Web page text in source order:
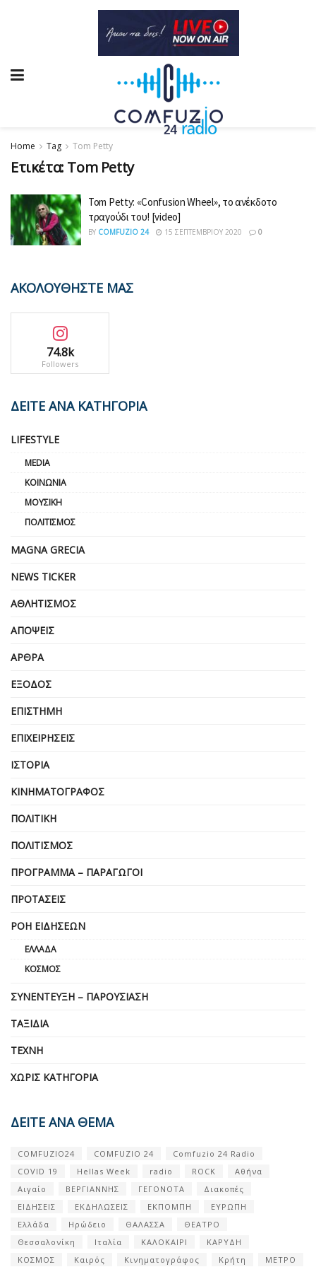
Home Tag Tom Petty
Ετικέτα: Tom Petty
Tom Petty: «Confusion Wheel», το ανέκδοτο
τραγούδι του! [video]
BY COMFUZIO 24 15 ΣΕΠΤΕΜΒΡΊΟΥ 2020 0
ΑΚΟΛΟΥΘΗΣΤΕ ΜΑΣ
74.8k
Followers
ΔΕΙΤΕ ΑΝΑ ΚΑΤΗΓΟΡΙΑ
LIFESTYLE
MEDIA
ΚΟΙΝΩΝΊΑ
ΜΟΥΣΙΚΉ
ΠΟΛΙΤΙΣΜΌΣ
MAGNA GRECIA
NEWS TICKER
ΑΘΛΗΤΙΣΜΌΣ
ΑΠΌΨΕΙΣ
ΆΡΘΡΑ
ΈΞΟΔΟΣ
ΕΠΙΣΤΉΜΗ
ΕΠΙΧΕΙΡΗΣΕΙΣ
ΙΣΤΟΡΊΑ
ΚΙΝΗΜΑΤΟΓΡΆΦΟΣ
ΠΟΛΙΤΙΚΉ
ΠΟΛΙΤΙΣΜΌΣ
ΠΡΌΓΡΑΜΜΑ – ΠΑΡΑΓΩΓΟΊ
ΠΡΟΤΆΣΕΙΣ
ΡΟΉ ΕΙΔΉΣΕΩΝ
ΕΛΛΆΔΑ
ΚΌΣΜΟΣ
ΣΥΝΈΝΤΕΥΞΗ – ΠΑΡΟΥΣΊΑΣΗ
ΤΑΞΊΔΙΑ
ΤΈΧΝΗ
ΧΩΡΊΣ ΚΑΤΗΓΟΡΊΑ
ΔΕΙΤΕ ΑΝΑ ΘΕΜΑ
COMFUZIO24 COMFUZIO 24
Comfuzio 24 Radio
COVID 19
Hellas Week radio ROCK
Αθήνα
Αιγαίο
ΒΕΡΓΙΑΝΝΗΣ ΓΕΓΟΝΟΤΑ
Διακοπές
ΕΙΔΗΣΕΙΣ
ΕΚΔΗΛΩΣΕΙΣ ΕΚΠΟΜΠΗ
ΕΥΡΩΠΗ
Ελλάδα
Ηρώδειο ΘΑΛΑΣΣΑ
ΘΕΑΤΡΟ
Θεσσαλονίκη
Ιταλία ΚΑΛΟΚΑΙΡΙ
ΚΑΡΥΔΗ
ΚΟΣΜΟΣ
Καιρός Κινηματογράφος Κρήτη ΜΕΤΡΟ